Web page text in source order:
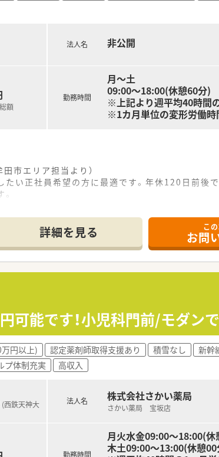
行う薬剤師が在籍しており、各店舗が密に連携
る薬剤師を募集しており、経験やスキルを正当に
（経験者例）となっており、これまでの実績次第
であるため、大牟田市の地域に腰を据えて長く活
額
法人名 非公開
勤務時間
月～土
09:00～18:00(休憩60分)
※上記より週平均40時間
※1カ月単位の変形労働時
市エリア担当より）
たい正社員希望の方に最適です。年休120日前後
徒歩10分の好立地に位置しており、通勤の利便性
り、近隣にある特定の医療機関から主に処方箋を
2名と事務員で構成されており、処方箋の詳しい
て】
的として、新しい正社員の薬剤師を急募しており
意欲的で、周囲のスタッフと円滑に連携しなが
験から意欲的に新しい知識やスキルを吸収して
剤薬局を広く展開しており、安定した基盤を持
を務めており、全店舗へのヘルプ業務を通じて
が4名在籍しているため、各店舗における人員の
り、これまでの経験やスキルを十分に考慮したう
円から、経験者の場合は年収600万円以上の高待
定残業代が含まれており、超過分に関しては別途
詳細を見る こ
お問
可能です！小児科門前/モダン
円以上) 認定薬剤師取得支援あり 積雪なし 新幹
プ体制充実 高収入
西鉄天神大 法人名 株式会社さかい薬局
さかい薬局 宝坂店
勤務時間
月火水金09:00～18:00(休
木土09:00～13:00(休憩00